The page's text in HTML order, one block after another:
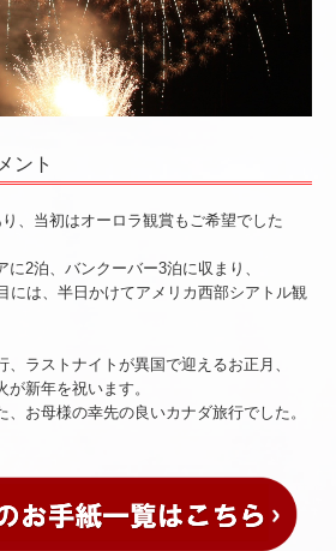
ント
、当初はオーロラ観賞もご希望でした
2泊、バンクーバー3泊に収まり、
には、半日かけてアメリカ西部シアトル観
ラストナイトが異国で迎えるお正月、
新年を祝います。
お母様の幸先の良いカナダ旅行でした。